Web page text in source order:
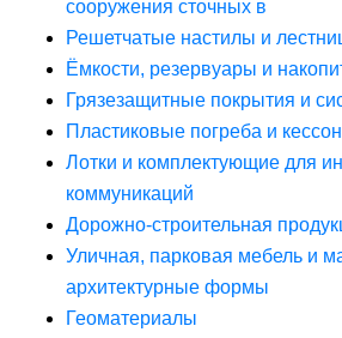
сооружения сточных в
Решетчатые настилы и
Ёмкости, резервуары и
Грязезащитные покрытия и
Пластиковые погреба и
Лотки и комплектующие для
коммуникаций
Дорожно-строительная
Уличная, парковая мебель и
архитектурные формы
Геоматериалы